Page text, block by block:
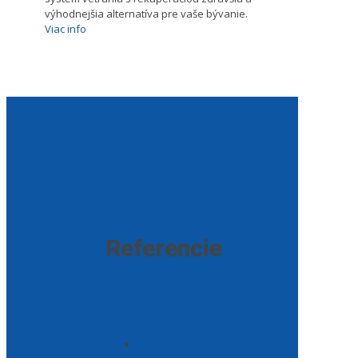
výhodnejšia alternatíva pre vaše bývanie.
Viac info
Referencie